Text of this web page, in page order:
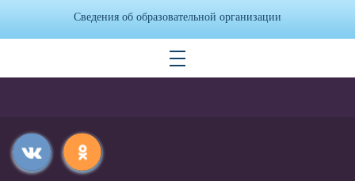
Сведения об образовательной организации